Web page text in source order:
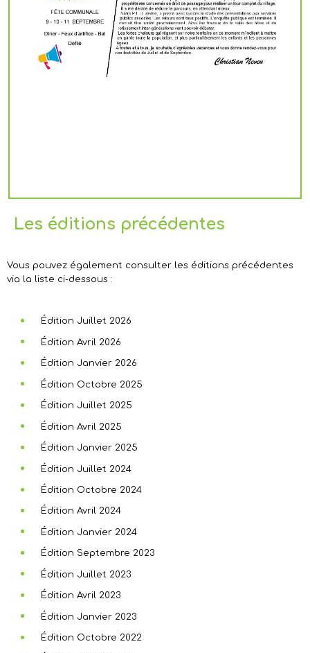
Les éditions précédentes
Vous pouvez également consulter les éditions précédentes
via la liste ci-dessous :
Édition Juillet 2026
Édition Avril 2026
Édition Janvier 2026
Édition Octobre 2025
Édition Juillet 2025
Édition Avril 2025
Édition Janvier 2025
Édition Juillet 2024
Édition Octobre 2024
Édition Avril 2024
Édition Janvier 2024
Édition Septembre 2023
Édition Juillet 2023
Édition Avril 2023
Édition Janvier 2023
Édition Octobre 2022